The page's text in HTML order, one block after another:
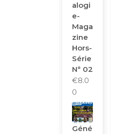
Alogi
E-
Maga
Zine
Hors-
Série
N° 02
€8.0
0
Géné